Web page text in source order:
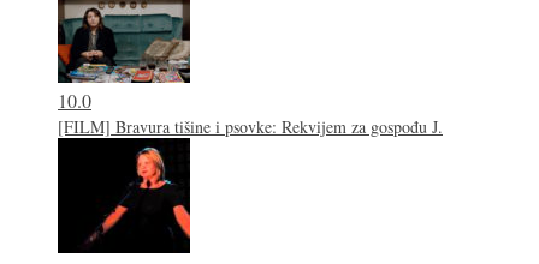
10.0
[FILM] Bravura tišine i psovke: Rekvijem za gospođu J.